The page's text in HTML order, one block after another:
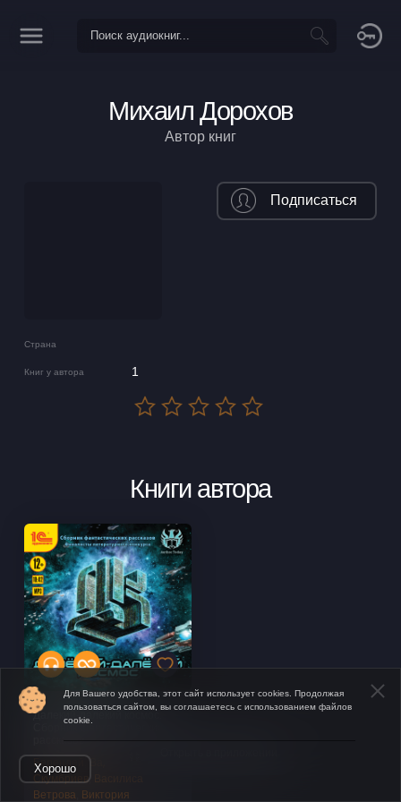
Михаил Дорохов
Автор книг
Страна
Книг у автора 1
Подписаться
Книги автора
Далекий-далекий космос.
Сборник фантастических
Берендей ,Вадим
Скумбриев,
Ветрова Виктория
Для Вашего удобства, этот сайт использует cookies. Продолжая
пользоваться сайтом, вы соглашаетесь с использованием файлов
cookie.
Хорошо